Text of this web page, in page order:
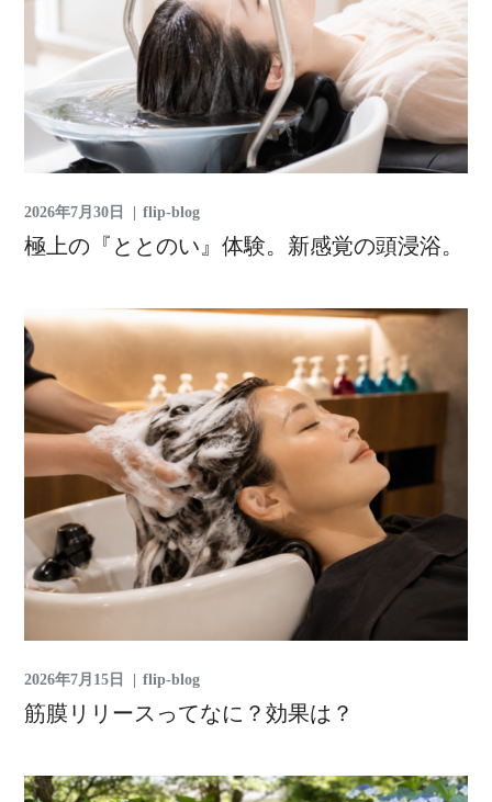
2026年7月30日 flip-blog
極上の『ととのい』体験。新感覚の頭浸浴。
2026年7月15日 flip-blog
筋膜リリースってなに？効果は？